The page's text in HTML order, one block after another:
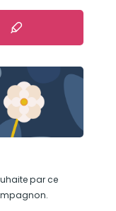
par ce